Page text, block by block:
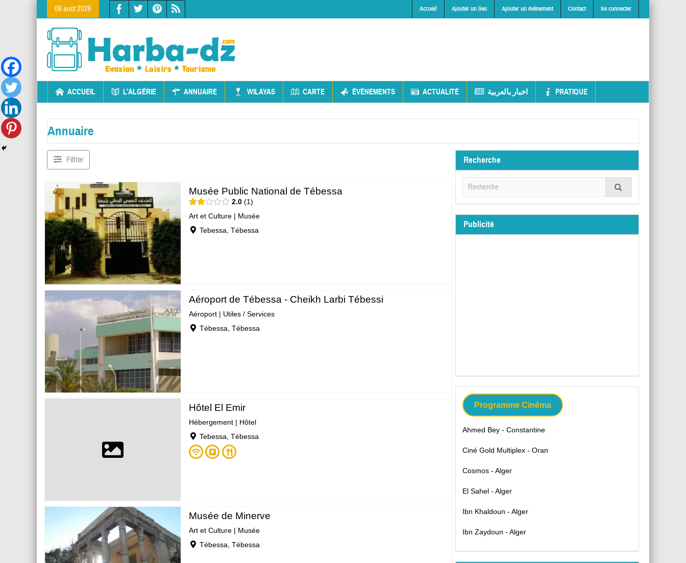
08 août 2026 Accueil Ajouter un lieu Ajouter un évènement Contact Se connecter
ACCUEIL L’ALGÉRIE ANNUAIRE WILAYAS CARTE ÉVÈNEMENTS ACTUALITÉ اخبار بالعربية PRATIQUE
Annuaire
Filtrer
Musée Public National de Tébessa
2.0 1
Art et Culture| Musée
Tebessa, Tébessa
Aéroport de Tébessa - Cheikh Larbi Tébessi
Aéroport| Utiles / Services
Tébessa, Tébessa
Hôtel El Emir
Hébergement| Hôtel
Tebessa, Tébessa
Musée de Minerve
Art et Culture| Musée
Tébessa, Tébessa
Recherche
Publicité
Programme Cinéma
Ahmed Bey - Constantine
Ciné Gold Multiplex - Oran
Cosmos - Alger
El Sahel - Alger
Ibn Khaldoun - Alger
Ibn Zaydoun - Alger